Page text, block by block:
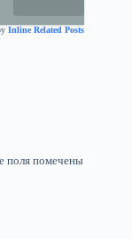
Inline Related Posts
поля помечены